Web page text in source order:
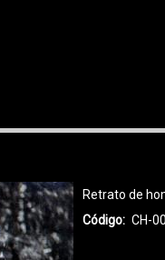
Retrato de
Código
CH-